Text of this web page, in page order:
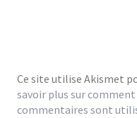
Ce site utilise Akismet
savoir plus sur comment
commentaires sont